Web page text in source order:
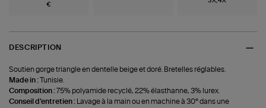
€
DESCRIPTION
Soutien gorge triangle en dentelle beige et doré. Bretelles réglables.
Made in :Tunisie.
Composition :75% polyamide recyclé, 22% élasthanne, 3% lurex.
Conseil d'entretien :
Lavage à la main ou en machine à 30° dans une